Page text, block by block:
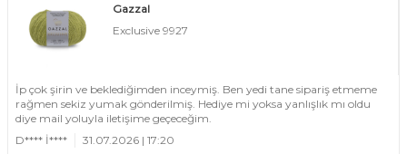
Gazzal
Exclusive 9927
İp çok şirin ve beklediğimden inceymiş. Ben yedi tane sipariş etmeme
rağmen sekiz yumak gönderilmiş. Hediye mi yoksa yanlışlık mı oldu
diye mail yoluyla iletişime geçeceğim.
D**** İ****
31.07.2026 | 17:20